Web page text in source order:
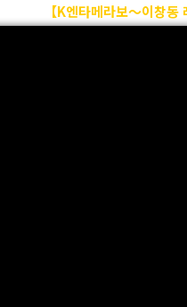
【K엔타메라보～이창동